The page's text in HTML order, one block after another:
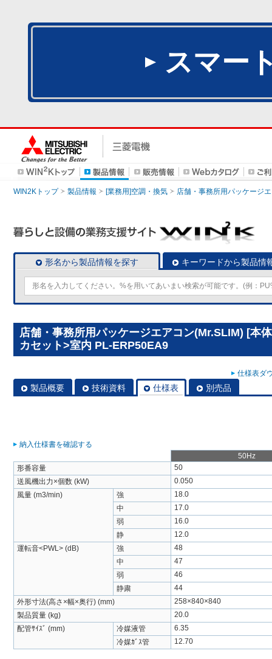
スマー
WIN2Kトップ 製品情報 [業務用]空調・換気 店舗・事務所用パッケージ
形名から製品情報を探す キーワードから製品情
店舗・事務所用パッケージエアコン(Mr.SLIM) [本
カセット>室内 PL-ERP50EA9
仕様表ダ
製品概要 技術資料 仕様表 別売品
納入仕様書を確認する
50Hz
形番容量
50
送風機出力×個数 (kW)
0.050
風量 (m3/min)
強
18.0
中
17.0
弱
16.0
静
12.0
運転音<PWL> (dB)
強
48
中
47
弱
46
静粛
44
外形寸法(高さ×幅×奥行) (mm)
258×840×840
製品質量 (kg)
20.0
配管ｻｲｽﾞ (mm)
冷媒液管
6.35
冷媒ｶﾞｽ管
12.70